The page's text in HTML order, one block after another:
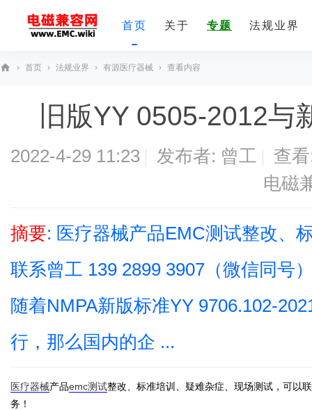
首页 关于 专题 法规业界
› 首页 › 法规业界 › 有源医疗器械 › 查看内容
旧版YY 0505-2012
2022-4-29 11:23 发布者: 曾工
查
电磁
摘要: 医疗器械产品EMC测试整改、
联系曾工 139 2899 3907（微信同号
随着NMPA新版标准YY 9706.102-
行，那么国内的企 ...
医疗器械产品emc测试整改、标准培训、疑难杂症、现场测试，可以
务！